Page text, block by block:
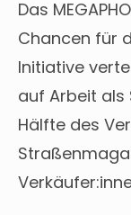
Das
Chancen für
Initiative
auf Arbeit als
Hälfte des